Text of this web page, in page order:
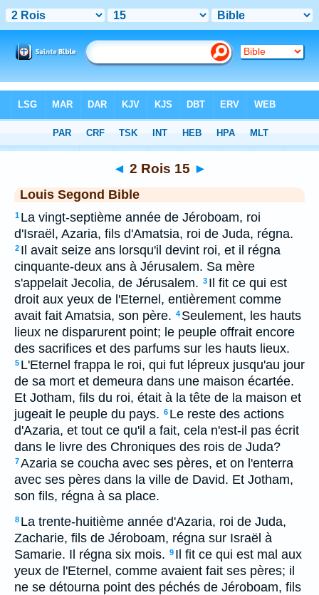
> 2 Rois 15
◄ 2 Rois 15 ►
Louis Segond Bible
1 La vingt-septième année de Jéroboam, roi
d'Israël, Azaria, fils d'Amatsia, roi de Juda, régna.
2 Il avait seize ans lorsqu'il devint roi, et il régna
cinquante-deux ans à Jérusalem. Sa mère
s'appelait Jecolia, de Jérusalem. 3 Il fit ce qui est
droit aux yeux de l'Eternel, entièrement comme
avait fait Amatsia, son père. 4 Seulement, les hauts
lieux ne disparurent point; le peuple offrait encore
des sacrifices et des parfums sur les hauts lieux.
5 L'Eternel frappa le roi, qui fut lépreux jusqu'au jour
de sa mort et demeura dans une maison écartée.
Et Jotham, fils du roi, était à la tête de la maison et
jugeait le peuple du pays. 6 Le reste des actions
d'Azaria, et tout ce qu'il a fait, cela n'est-il pas écrit
dans le livre des Chroniques des rois de Juda?
7Azaria se coucha avec ses pères, et on l'enterra
avec ses pères dans la ville de David. Et Jotham,
son fils, régna à sa place.
8 La trente-huitième année d'Azaria, roi de Juda,
Zacharie, fils de Jéroboam, régna sur Israël à
Samarie. Il régna six mois. 9 Il fit ce qui est mal aux
yeux de l'Eternel, comme avaient fait ses pères; il
ne se détourna point des péchés de Jéroboam, fils